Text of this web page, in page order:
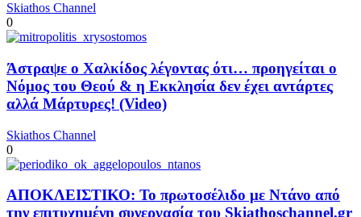
Skiathos Channel
0
Άστραψε ο Χαλκίδος λέγοντας ότι… προηγείται ο
Νόμος του Θεού & η Εκκλησία δεν έχει αντάρτες
αλλά Μάρτυρες! (Video)
Skiathos Channel
0
ΑΠΟΚΛΕΙΣΤΙΚΟ: Το πρωτοσέλιδο με Ντάνο από
την επιτυχημένη συνεργασία του Skiathoschannel.gr